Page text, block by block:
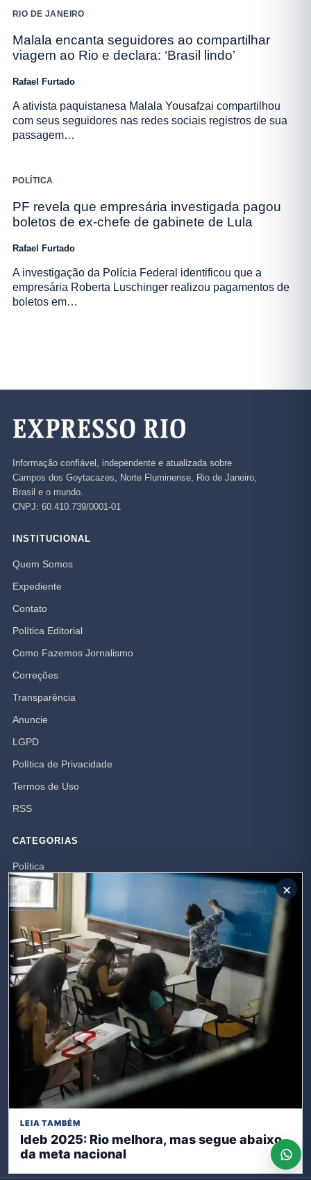
RIO DE JANEIRO
Malala encanta seguidores ao compartilhar
viagem ao Rio e declara: ‘Brasil lindo’
Rafael Furtado
A ativista paquistanesa Malala Yousafzai compartilhou
com seus seguidores nas redes sociais registros de sua
passagem…
POLÍTICA
PF revela que empresária investigada pagou
boletos de ex-chefe de gabinete de Lula
Rafael Furtado
A investigação da Polícia Federal identificou que a
empresária Roberta Luschinger realizou pagamentos de
boletos em…
Informação confiável, independente e atualizada sobre
Campos dos Goytacazes, Norte Fluminense, Rio de Janeiro,
Brasil e o mundo.
CNPJ: 60.410.739/0001-01
INSTITUCIONAL
Quem Somos
Expediente
Contato
Política Editorial
Como Fazemos Jornalismo
Correções
Transparência
Anuncie
LGPD
Política de Privacidade
Termos de Uso
RSS
CATEGORIAS
Política
Mundo
Campos dos Goytacazes
Brasil
Opinião
Polícia
Rio de Janeiro
SIGA-NOS
Receba nossas publicações
Inscreva-se
×
LEIA TAMBÉM
Ideb 2025: Rio melhora, mas segue abaixo
da meta nacional